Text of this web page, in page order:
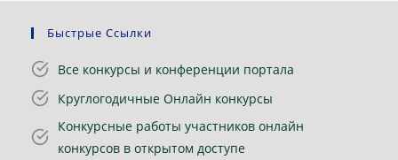
Быстрые Ссылки
Все конкурсы и конференции портала
Круглогодичные Онлайн конкурсы
Конкурсные работы участников онлайн
конкурсов в открытом доступе